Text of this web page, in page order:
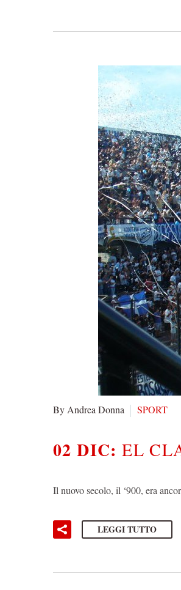
By Andrea Donna SPORT
02 DIC:EL
Il nuovo secolo, il ‘900, era
LEGGI TUTTO